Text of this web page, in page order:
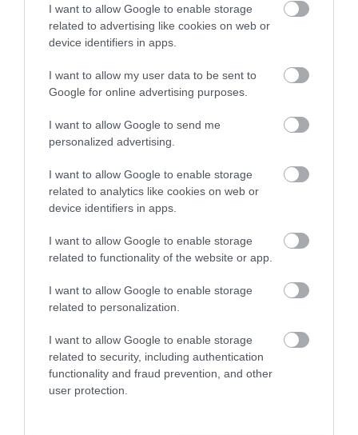
I want to allow Google to enable storage
related to advertising like cookies on web or
device identifiers in apps.
I want to allow my user data to be sent to
Google for online advertising purposes.
I want to allow Google to send me
personalized advertising.
I want to allow Google to enable storage
related to analytics like cookies on web or
device identifiers in apps.
I want to allow Google to enable storage
related to functionality of the website or app.
I want to allow Google to enable storage
related to personalization.
I want to allow Google to enable storage
related to security, including authentication
functionality and fraud prevention, and other
user protection.